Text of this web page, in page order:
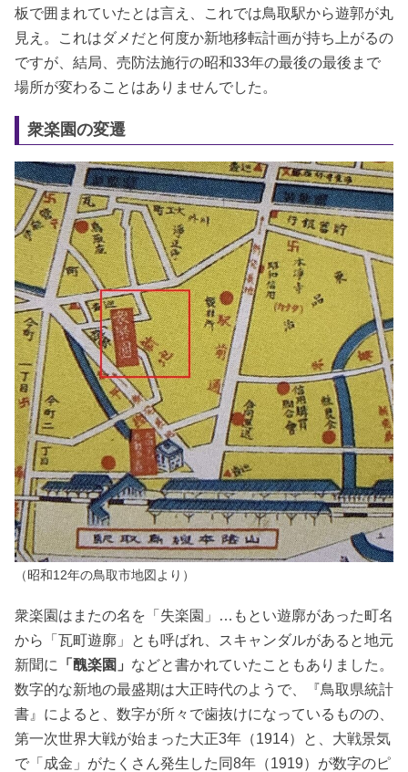
板で囲まれていたとは言え、これでは鳥取駅から遊郭が丸
見え。これはダメだと何度か新地移転計画が持ち上がるの
ですが、結局、売防法施行の昭和33年の最後の最後まで
場所が変わることはありませんでした。
衆楽園の変遷
（昭和12年の鳥取市地図より）
衆楽園はまたの名を「失楽園」…もとい遊廓があった町名
から「瓦町遊廓」とも呼ばれ、スキャンダルがあると地元
新聞に
「醜楽園」 などと書かれていたこともありました。
数字的な新地の最盛期は大正時代のようで、『鳥取県統計
書』によると、数字が所々で歯抜けになっているものの、
第一次世界大戦が始まった大正3年（1914）と、大戦景気
で「成金」がたくさん発生した同8年（1919）が数字のピ